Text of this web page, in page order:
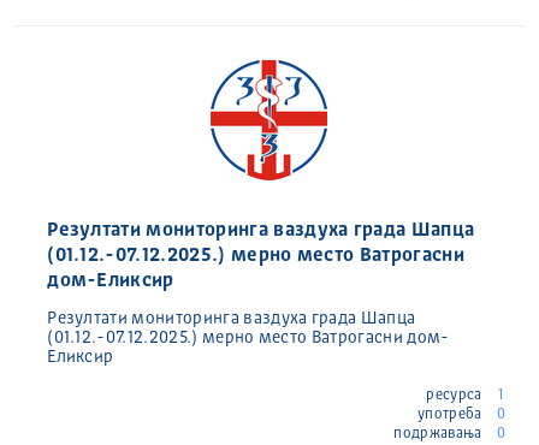
Резултати мониторинга ваздуха града Шапца
(01.12.-07.12.2025.) мерно место Ватрогасни
дом-Еликсир
Резултати мониторинга ваздуха града Шапца
(01.12.-07.12.2025.) мерно место Ватрогасни дом-
Еликсир
ресурса
1
употреба
0
подржавања
0